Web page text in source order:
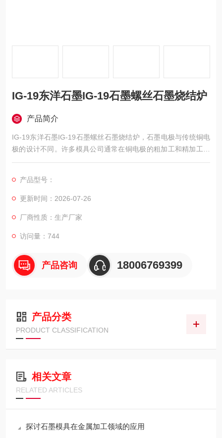
IG-19东洋石墨IG-19石墨螺丝石墨烧结炉
产品简介
IG-19东洋石墨IG-19石墨螺丝石墨烧结炉，石墨电极与传统铜电
极的设计不同。许多模具公司通常在铜电极的粗加工和精加工有
不同的预留量，而石墨电极则使用几乎相同的预留量，这减少了
上提高模具型腔的精度。
产品型号：
更新时间：2026-07-26
厂商性质：生产厂家
访问量：744
产品咨询 18006769399
产品分类
PRODUCT CLASSIFICATION
相关文章
RELATED ARTICLES
探讨石墨模具在金属加工领域的应用